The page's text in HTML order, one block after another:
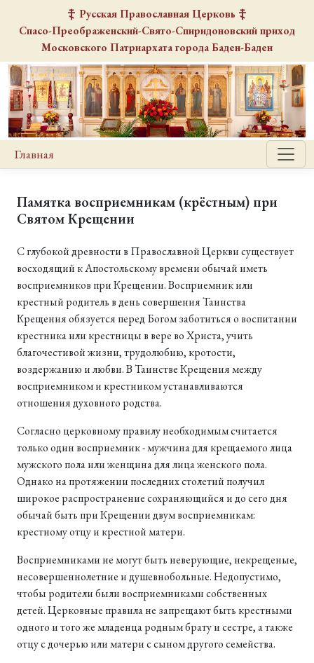
Русская Православная Церковь
Спасо-Преображенский-Свято-Спиридоновский приход
Московского Патриархата города Баден-Баден
Главная
Памятка восприемникам (крёстным) при
Святом Крещении
С глубокой древности в Православной Церкви существует
восходящий к Апостольскому времени обычай иметь
восприемников при Крещении. Восприемник или
крестный родитель в день совершения Таинства
Крещения обязуется перед Богом заботиться о воспитании
крестника или крестницы в вере во Христа, учить
благочестивой жизни, трудолюбию, кротости,
воздержанию и любви. В Таинстве Крещения между
восприемником и крестником устанавливаются
отношения духовного родства.
Согласно церковному правилу необходимым считается
только один восприемник - мужчина для крещаемого лица
мужского пола или женщина для лица женского пола.
Однако на протяжении последних столетий получил
широкое распространение сохраняющийся и до сего дня
обычай быть при Крещении двум восприемникам:
крестному отцу и крестной матери.
Восприемниками не могут быть неверующие, некрещеные,
несовершеннолетние и душевнобольные. Недопустимо,
чтобы родители были восприемниками собственных
детей. Церковные правила не запрещают быть крестными
одного и того же младенца родным брату и сестре, а также
отцу с дочерью или матери с сыном другого семейства.